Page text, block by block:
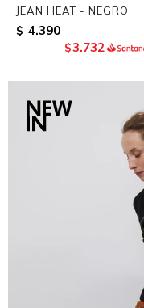
JEAN HEAT - NEGRO
$ 4.390
$3.732